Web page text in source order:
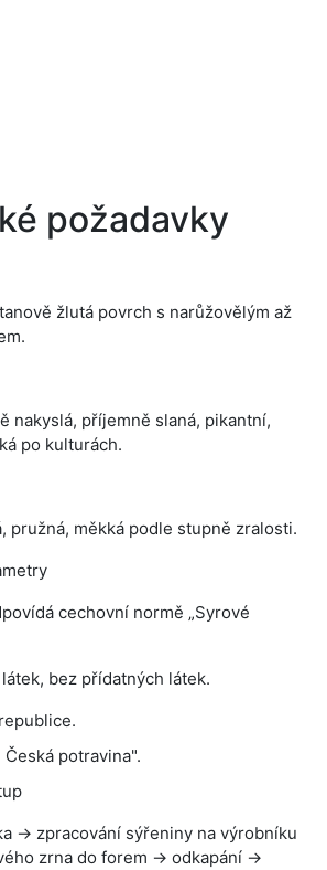
požadavky
žlutá povrch s narůžovělým až
nakyslá, příjemně slaná, pikantní,
po kulturách.
pružná, měkká podle stupně zralosti.
cechovní normě „Syrové
bez přídatných látek.
potravina".
→ zpracování sýřeniny na výrobníku
zrna do forem → odkapání →